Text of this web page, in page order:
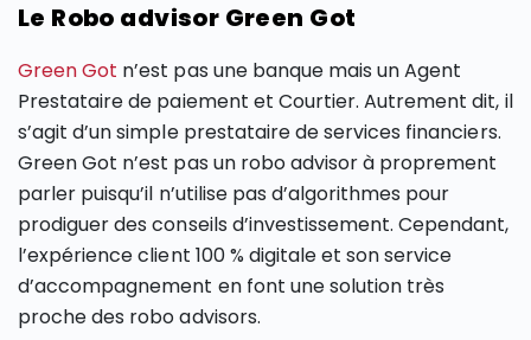
Le Robo advisor Green Got
Green Got n’est pas une banque mais un Agent
Prestataire de paiement et Courtier. Autrement dit, il
s’agit d’un simple prestataire de services financiers.
Green Got n’est pas un robo advisor à proprement
parler puisqu’il n’utilise pas d’algorithmes pour
prodiguer des conseils d’investissement. Cependant,
l’expérience client 100 % digitale et son service
d’accompagnement en font une solution très
proche des robo advisors.